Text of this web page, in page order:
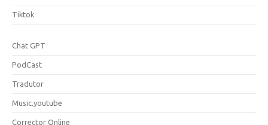
Tiktok
Chat GPT
PodCast
Tradutor
Music.youtube
Corrector Online